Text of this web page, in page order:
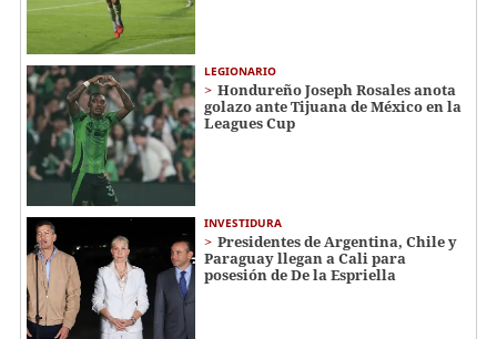
LEGIONARIO
Hondureño Joseph Rosales anota
golazo ante Tijuana de México en la
Leagues Cup
INVESTIDURA
Presidentes de Argentina, Chile y
Paraguay llegan a Cali para
posesión de De la Espriella